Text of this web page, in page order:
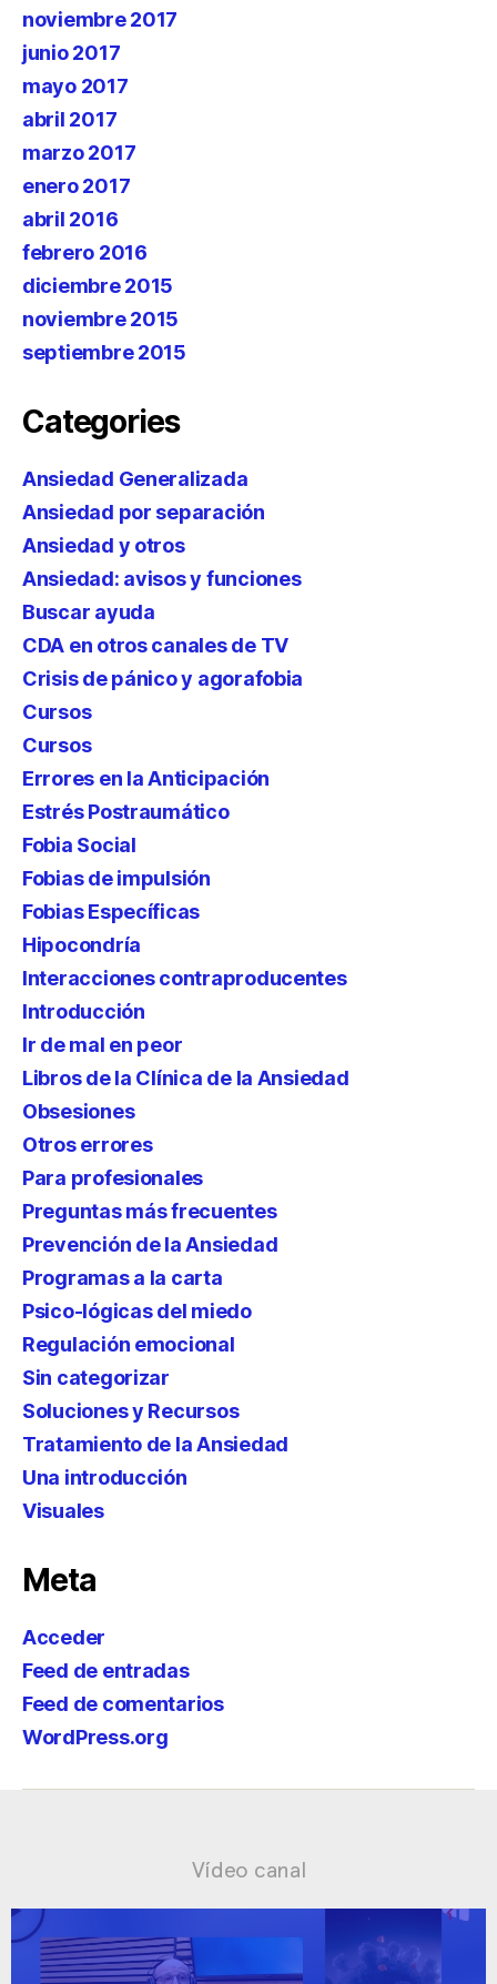
noviembre 2017
junio 2017
mayo 2017
abril 2017
marzo 2017
enero 2017
abril 2016
febrero 2016
diciembre 2015
noviembre 2015
septiembre 2015
Categories
Ansiedad Generalizada
Ansiedad por separación
Ansiedad y otros
Ansiedad: avisos y funciones
Buscar ayuda
CDA en otros canales de TV
Crisis de pánico y agorafobia
Cursos
Cursos
Errores en la Anticipación
Estrés Postraumático
Fobia Social
Fobias de impulsión
Fobias Específicas
Hipocondría
Interacciones contraproducentes
Introducción
Ir de mal en peor
Libros de la Clínica de la Ansiedad
Obsesiones
Otros errores
Para profesionales
Preguntas más frecuentes
Prevención de la Ansiedad
Programas a la carta
Psico-lógicas del miedo
Regulación emocional
Sin categorizar
Soluciones y Recursos
Tratamiento de la Ansiedad
Una introducción
Visuales
Meta
Acceder
Feed de entradas
Feed de comentarios
WordPress.org
Vídeo canal